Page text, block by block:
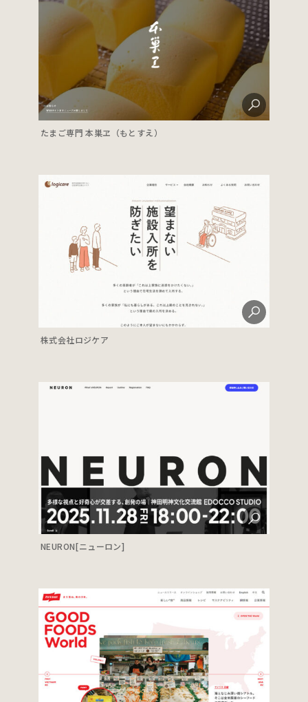
たまご専門 本巣ヱ（もとすえ）
株式会社ロジケア
NEURON[ニューロン]